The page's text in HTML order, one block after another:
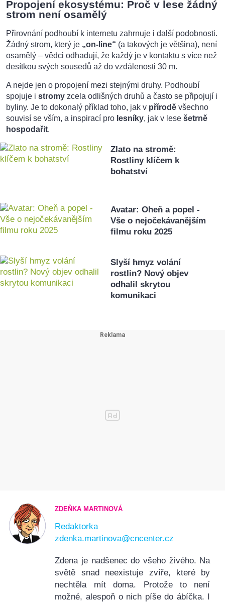
Propojení ekosystému: Proč v lese žádný
strom není osamělý
Přirovnání podhoubí k internetu zahrnuje i další podobnosti.
Žádný strom, který je „on-line“ (a takových je většina), není
osamělý – vědci odhadují, že každý je v kontaktu s více než
desítkou svých sousedů až do vzdálenosti 30 m.
A nejde jen o propojení mezi stejnými druhy. Podhoubí
spojuje i stromy zcela odlišných druhů a často se připojují i
byliny. Je to dokonalý příklad toho, jak v přírodě všechno
souvisí se vším, a inspirací pro lesníky, jak v lese šetrně
hospodařit.
Zlato na stromě:
Rostliny klíčem k
bohatství
Avatar: Oheň a popel -
Vše o nejočekávanějším
filmu roku 2025
Slyší hmyz volání
rostlin? Nový objev
odhalil skrytou
komunikaci
ZDEŇKA MARTINOVÁ
Redaktorka
zdenka.martinova@cncenter.cz
Zdena je nadšenec do všeho živého. Na
světě snad neexistuje zvíře, které by
nechtěla mít doma. Protože to není
možné, alespoň o nich píše do ábíčka. I